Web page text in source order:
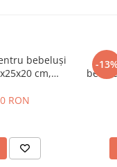
bebeluși
cm,
RON
-